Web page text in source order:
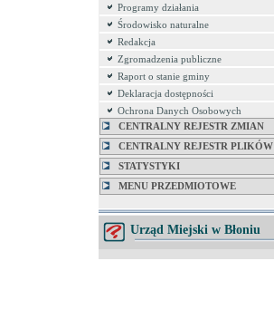
Programy działania
Środowisko naturalne
Redakcja
Zgromadzenia publiczne
Raport o stanie gminy
Deklaracja dostępności
Ochrona Danych Osobowych
CENTRALNY REJESTR ZMIAN
CENTRALNY REJESTR PLIKÓW
STATYSTYKI
MENU PRZEDMIOTOWE
Urząd Miejski w Błoniu